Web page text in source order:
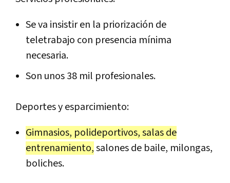
Se va insistir en la priorización de
teletrabajo con presencia mínima
necesaria.
Son unos 38 mil profesionales.
Deportes y esparcimiento:
Gimnasios, polideportivos, salas de
entrenamiento,salones de baile, milongas,
boliches.